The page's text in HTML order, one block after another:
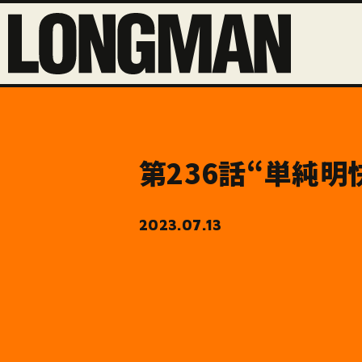
第236話“単純明
2023.07.13